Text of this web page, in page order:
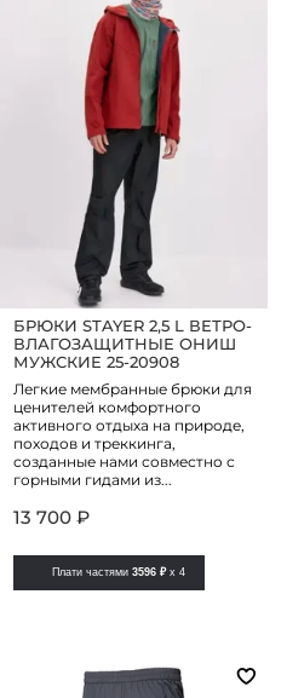
БРЮКИ STAYER 2,5 L ВЕТРО-
ВЛАГОЗАЩИТНЫЕ ОНИШ
МУЖСКИЕ 25-20908
Легкие мембранные брюки для
ценителей комфортного
активного отдыха на природе,
походов и треккинга,
созданные нами совместно с
горными гидами из...
13 700 ₽
Плати частями3596 ₽ x 4